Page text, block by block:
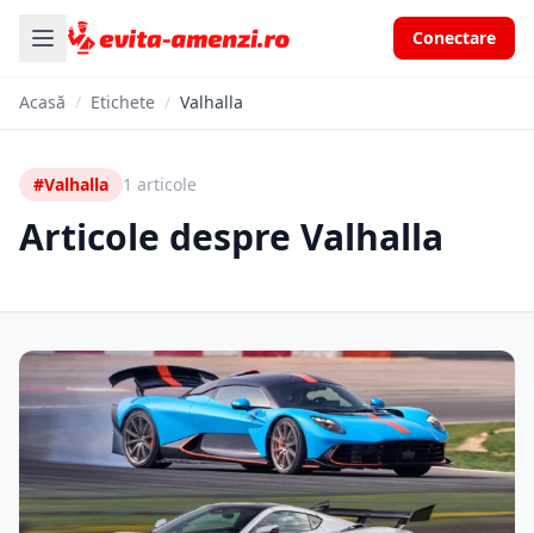
Conectare
Acasă / Etichete / Valhalla
#Valhalla 1 articole
Articole despre Valhalla